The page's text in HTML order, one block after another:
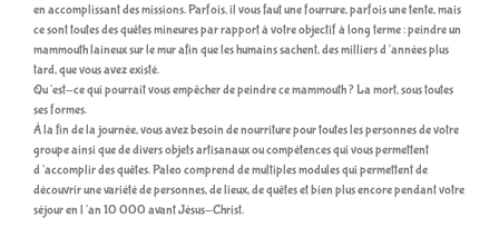
en accomplissant des missions. Parfois, il vous faut une fourrure, parfois une tente, mais
ce sont toutes des quêtes mineures par rapport à votre objectif à long terme : peindre un
mammouth laineux sur le mur afin que les humains sachent, des milliers d’années plus
tard, que vous avez existé.
Qu’est-ce qui pourrait vous empêcher de peindre ce mammouth ? La mort, sous toutes
ses formes.
À la fin de la journée, vous avez besoin de nourriture pour toutes les personnes de votre
groupe ainsi que de divers objets artisanaux ou compétences qui vous permettent
d’accomplir des quêtes. Paleo comprend de multiples modules qui permettent de
découvrir une variété de personnes, de lieux, de quêtes et bien plus encore pendant votre
séjour en l’an 10 000 avant Jésus-Christ.